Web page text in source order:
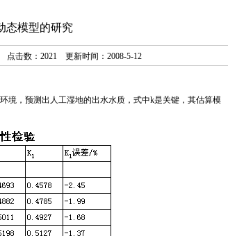
态模型的研究
击数： 2021 更新时间：2008-5-12
，预测出人工湿地的出水水质，式中k是关键，其估算模